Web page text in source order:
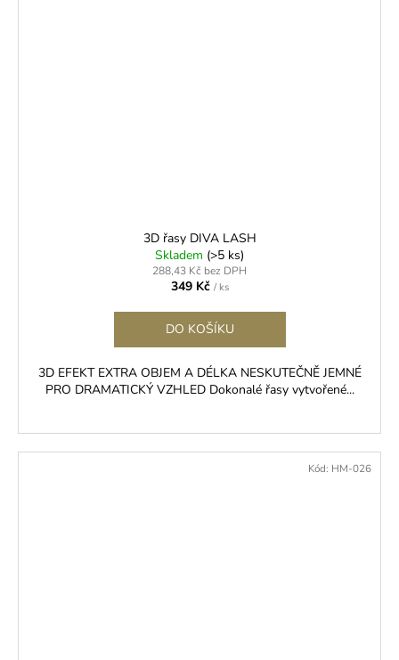
3D řasy DIVA LASH
Skladem (>5 ks)
288,43 Kč bez DPH
349 Kč / ks
DO KOŠÍKU
3D EFEKT EXTRA OBJEM A DÉLKA NESKUTEČNĚ JEMNÉ
PRO DRAMATICKÝ VZHLED Dokonalé řasy vytvořené...
Kód: HM-026